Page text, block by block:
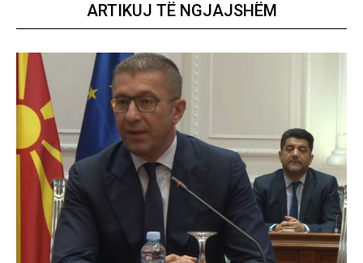
ARTIKUJ TË NGJAJSHËM